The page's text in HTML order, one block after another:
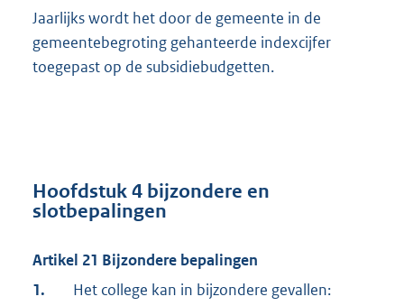
Jaarlijks wordt het door de gemeente in de
gemeentebegroting gehanteerde indexcijfer
toegepast op de subsidiebudgetten.
Hoofdstuk 4 bijzondere en
slotbepalingen
Artikel 21 Bijzondere bepalingen
1.
Het college kan in bijzondere gevallen: